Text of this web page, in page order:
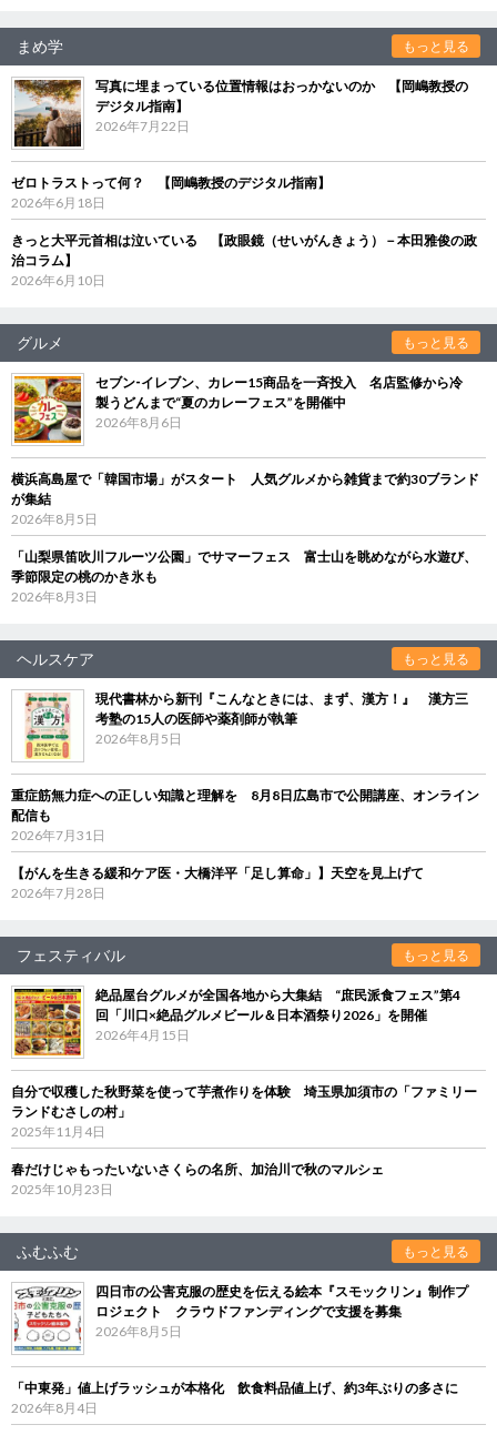
まめ学 もっと見る
写真に埋まっている位置情報はおっかないのか 【岡嶋教授の
デジタル指南】
2026年7月22日
ゼロトラストって何？ 【岡嶋教授のデジタル指南】
2026年6月18日
きっと大平元首相は泣いている 【政眼鏡（せいがんきょう）－本田雅俊の政
治コラム】
2026年6月10日
グルメ もっと見る
セブン‐イレブン、カレー15商品を一斉投入 名店監修から冷
製うどんまで“夏のカレーフェス”を開催中
2026年8月6日
横浜高島屋で「韓国市場」がスタート 人気グルメから雑貨まで約30ブランド
が集結
2026年8月5日
「山梨県笛吹川フルーツ公園」でサマーフェス 富士山を眺めながら水遊び、
季節限定の桃のかき氷も
2026年8月3日
ヘルスケア もっと見る
現代書林から新刊『こんなときには、まず、漢方！』 漢方三
考塾の15人の医師や薬剤師が執筆
2026年8月5日
重症筋無力症への正しい知識と理解を 8月8日広島市で公開講座、オンライン
配信も
2026年7月31日
【がんを生きる緩和ケア医・大橋洋平「足し算命」】天空を見上げて
2026年7月28日
フェスティバル もっと見る
絶品屋台グルメが全国各地から大集結 “庶民派食フェス”第4
回「川口×絶品グルメビール＆日本酒祭り2026」を開催
2026年4月15日
自分で収穫した秋野菜を使って芋煮作りを体験 埼玉県加須市の「ファミリー
ランドむさしの村」
2025年11月4日
春だけじゃもったいないさくらの名所、加治川で秋のマルシェ
2025年10月23日
ふむふむ もっと見る
四日市の公害克服の歴史を伝える絵本『スモックリン』制作プ
ロジェクト クラウドファンディングで支援を募集
2026年8月5日
「中東発」値上げラッシュが本格化 飲食料品値上げ、約3年ぶりの多さに
2026年8月4日